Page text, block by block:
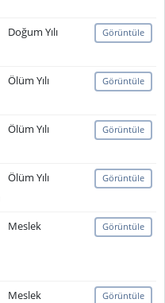
Doğum Yılı Görüntüle
Ölüm Yılı Görüntüle
Ölüm Yılı Görüntüle
Ölüm Yılı Görüntüle
Meslek Görüntüle
Meslek Görüntüle